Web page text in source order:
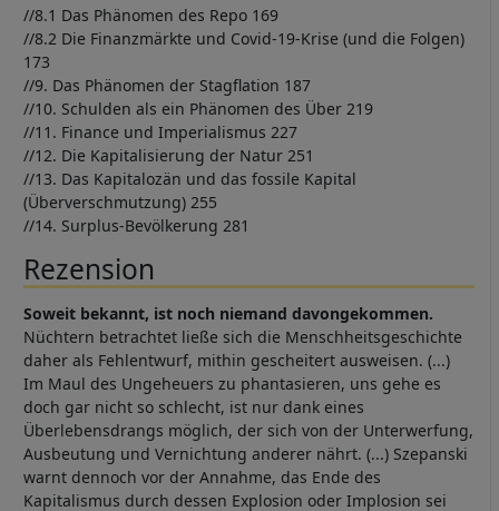
//8.1 Das Phänomen des Repo 169
//8.2 Die Finanzmärkte und Covid-19-Krise (und die Folgen)
173
//9. Das Phänomen der Stagflation 187
//10. Schulden als ein Phänomen des Über 219
//11. Finance und Imperialismus 227
//12. Die Kapitalisierung der Natur 251
//13. Das Kapitalozän und das fossile Kapital
(Überverschmutzung) 255
//14. Surplus-Bevölkerung 281
Rezension
Soweit bekannt, ist noch niemand davongekommen.
Nüchtern betrachtet ließe sich die Menschheitsgeschichte
daher als Fehlentwurf, mithin gescheitert ausweisen. (...)
Im Maul des Ungeheuers zu phantasieren, uns gehe es
doch gar nicht so schlecht, ist nur dank eines
Überlebensdrangs möglich, der sich von der Unterwerfung,
Ausbeutung und Vernichtung anderer nährt. (...) Szepanski
warnt dennoch vor der Annahme, das Ende des
Kapitalismus durch dessen Explosion oder Implosion sei